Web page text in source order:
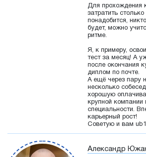
Для прохождения
затратить
понадобится,
будет, можно
ритме.
Я, к примеру,
тест за месяц! А
после окончания
диплом по почте.
А ещё через пару
несколько
хорошую
крупной компании
специальности.
карьерный рост!
Советую и вам
Александр